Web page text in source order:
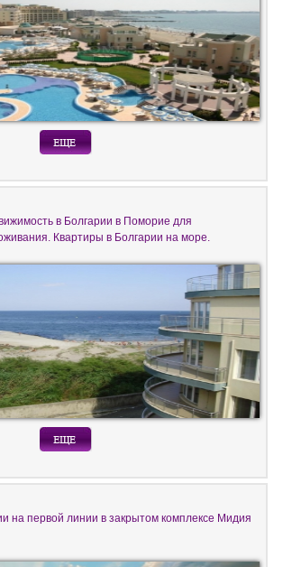
в Болгарии в Поморие для
Квартиры в Болгарии на море.
на первой линии в закрытом комплексе Мидия